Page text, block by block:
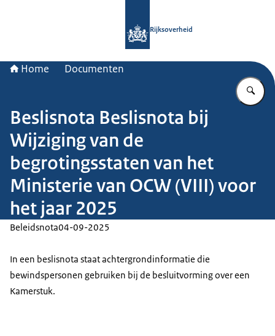
Rijksoverheid
Home Documenten
Beslisnota Beslisnota bij
Wijziging van de
begrotingsstaten van het
Ministerie van OCW (VIII) voor
het jaar 2025
Beleidsnota04-09-2025
In een beslisnota staat achtergrondinformatie die
bewindspersonen gebruiken bij de besluitvorming over een
Kamerstuk.